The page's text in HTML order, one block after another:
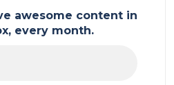
awesome content in
every month.